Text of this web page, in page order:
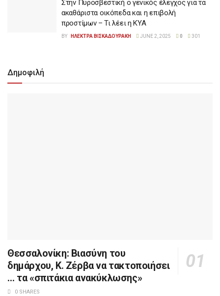
Στην Πυροσβεστική ο γενικός έλεγχος για τα
ακαθάριστα οικόπεδα και η επιβολή
προστίμων – Τι λέει η ΚΥΑ
BY ΗΛΕΚΤΡΑ ΒΙΣΚΑΔΟΥΡΑΚΗ JUNE 2, 2025 0 301
Δημοφιλή
Θεσσαλονίκη: Βιασύνη του
δημάρχου, Κ. Ζέρβα να τακτοποιήσει
… τα «σπιτάκια ανακύκλωσης»
0 SHARES